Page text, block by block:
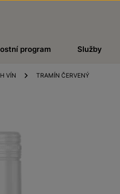
program Služby
VÍN TRAMÍN ČERVENÝ